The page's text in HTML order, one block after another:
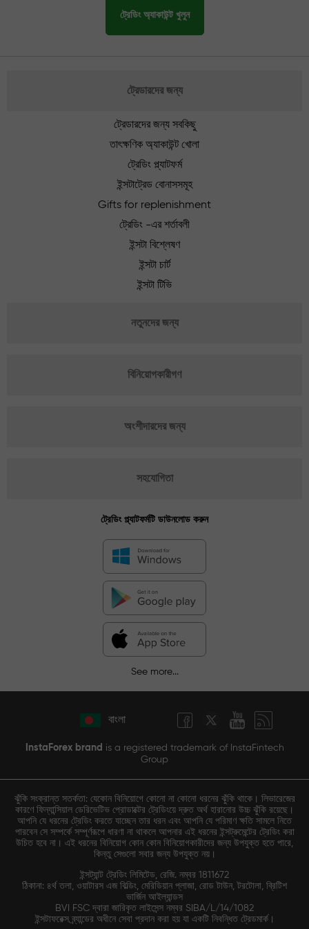
ট্রেডিং অ্যাকাউন্ট খুলুন
ট্রেডারদের জন্য
ট্রেডারদের জন্য সবকিছু
তাৎক্ষণিক অ্যাকাউন্ট খোলা
ট্রেডিং প্ল্যাটফর্ম
ইন্সটাট্রেড বোনাসসমূহ
Gifts for replenishment
ট্রেডিং -এর শর্তাবলী
ইন্সটা বিশ্লেষণ
ইন্সটা চার্ট
ইন্সটা টিভি
নতুনদের জন্য
বিনিয়োগকারীগণ
অংশীদারদের জন্য
সহযোগিতা
ট্রেডিং প্ল্যাটফর্মটি ডাউনলোড করুন
See more...
বাংলা
InstaForex brand is a registered trademark of InstaFintech
Group
ঝুঁকি সংক্রান্ত সতর্কতা: যেকোন বিনিয়োগে কোনো না কোনো ধরনের ঝুঁকি থাকে। লিভারেজের
কারণে ফিন্যান্সিয়াল ডেরিভেটিভ প্রোডাক্টের ট্রেডিংয়ে দ্রুত অর্থ হারানোর উচ্চ ঝুঁকি রয়েছে।
আপনি যে ধরনের ট্রেডিং করতে যাচ্ছেন তার ধরন এবং আপনি যে পরিমাণ ক্ষতি সামলে নিতে
পারবেন সে সম্পর্কে সম্পূর্ণরূপে ধারণা না থাকলে আপনার এই ধরনের ইন্সট্রুমেন্টের ট্রেডিং করা
উচিত হবে না। এই ধরনের বিনিয়োগ কোন কোন বিনিয়োগকারীদের জন্য উপযুক্ত হতে পারে,
কিন্তু সেগুলো সবার জন্য উপযুক্ত নয়।
ইন্সট্যান্ট ট্রেডিং লিমিটেড, রেজি. নম্বর 1811672
ঠিকানা: ৪র্থ তলা, ওয়াটারস এজ বিল্ডিং, মেরিডিয়ান প্লাজা, রোড টাউন, টরটোলা, ব্রিটিশ
ভার্জিন আইল্যান্ডস
BVI FSC দ্বারা জারিকৃত লাইসেন্স নম্বর SIBA/L/14/1082
ইন্সটাফরেক্স ব্র্যান্ডের অধীনে সেবা প্রদান করা হয় যা একটি নিবন্ধিত ট্রেডমার্ক।